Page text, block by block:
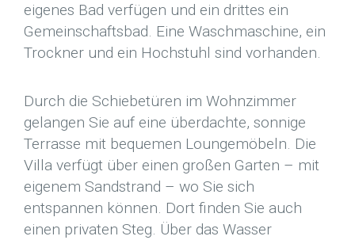
eigenes Bad verfügen und ein drittes ein
Gemeinschaftsbad. Eine Waschmaschine, ein
Trockner und ein Hochstuhl sind vorhanden.
Durch die Schiebetüren im Wohnzimmer
gelangen Sie auf eine überdachte, sonnige
Terrasse mit bequemen Loungemöbeln. Die
Villa verfügt über einen großen Garten – mit
eigenem Sandstrand – wo Sie sich
entspannen können. Dort finden Sie auch
einen privaten Steg. Über das Wasser